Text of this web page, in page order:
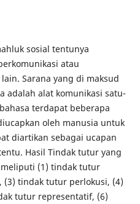
sosial tentunya
atau
Sarana yang di maksud
adalah alat komunikasi satu-
terdapat beberapa
oleh manusia untuk
diartikan sebagai ucapan
Hasil Tindak tutur yang
(1) tindak tutur
(3) tindak tutur perlokusi, (4)
tutur representatif, (6)